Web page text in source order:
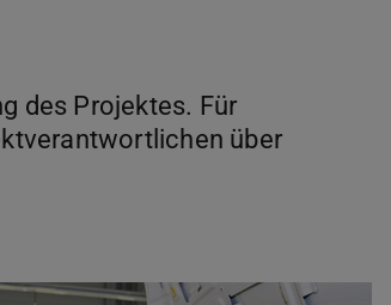
des Projektes. Für
über